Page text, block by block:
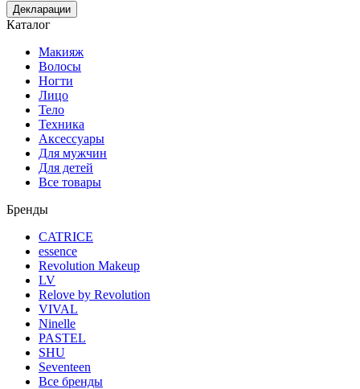
Декларации
Каталог
Макияж
Волосы
Ногти
Лицо
Тело
Техника
Аксессуары
Для мужчин
Для детей
Все товары
Бренды
CATRICE
essence
Revolution Makeup
LV
Relove by Revolution
VIVAL
Ninelle
PASTEL
SHU
Seventeen
Все бренды